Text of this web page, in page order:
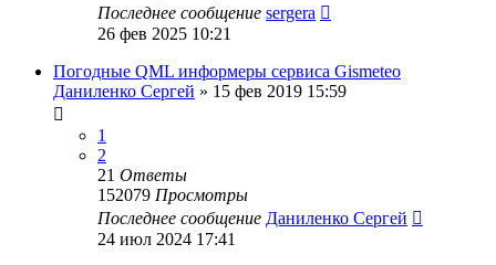
Последнее сообщение sergera
26 фев 2025 10:21
Погодные QML информеры сервиса Gismeteo
Даниленко Сергей » 15 фев 2019 15:59
1
2
21 Ответы
152079 Просмотры
Последнее сообщение Даниленко Сергей
24 июл 2024 17:41